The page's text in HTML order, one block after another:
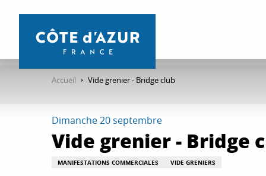
contenu
Accueil Vide grenier - Bridge club
Dimanche 20 septembre
Vide grenier - Bridge
MANIFESTATIONS COMMERCIALES VIDE GRENIERS